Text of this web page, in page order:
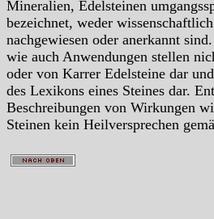
Mineralien, Edelsteinen
bezeichnet, weder
nachgewiesen oder anerkannt
wie auch Anwendungen stellen
oder von Karrer Edelsteine dar
des Lexikons eines Steines dar.
Beschreibungen von Wirkungen
Steinen kein Heilversprechen